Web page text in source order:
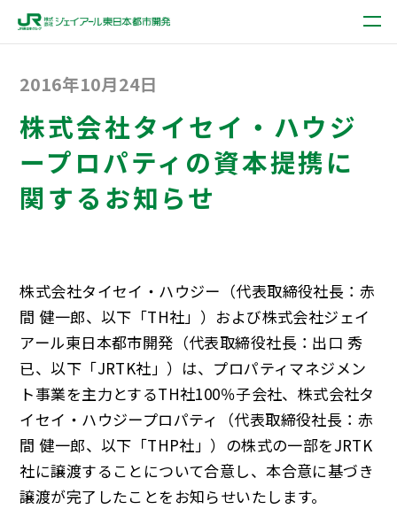
2016年10月24日
株式会社タイセイ・ハウジ
ープロパティの資本提携に
関するお知らせ
株式会社タイセイ・ハウジー（代表取締役社長：赤
間 健一郎、以下「TH社」）および株式会社ジェイ
アール東日本都市開発（代表取締役社長：出口 秀
已、以下「JRTK社」）は、プロパティマネジメン
ト事業を主力とするTH社100％子会社、株式会社タ
イセイ・ハウジープロパティ（代表取締役社長：赤
間 健一郎、以下「THP社」）の株式の一部をJRTK
社に譲渡することについて合意し、本合意に基づき
譲渡が完了したことをお知らせいたします。